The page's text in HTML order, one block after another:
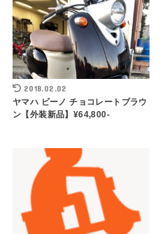
2018.02.02
ヤマハ ビーノ チョコレートブラウ
ン【外装新品】¥64,800-